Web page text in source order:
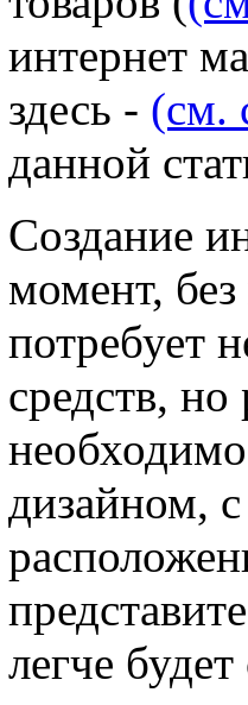
интернет
здесь - (см.
данной
Создание
момент,
потребует
средств, но
дизайном,
легче